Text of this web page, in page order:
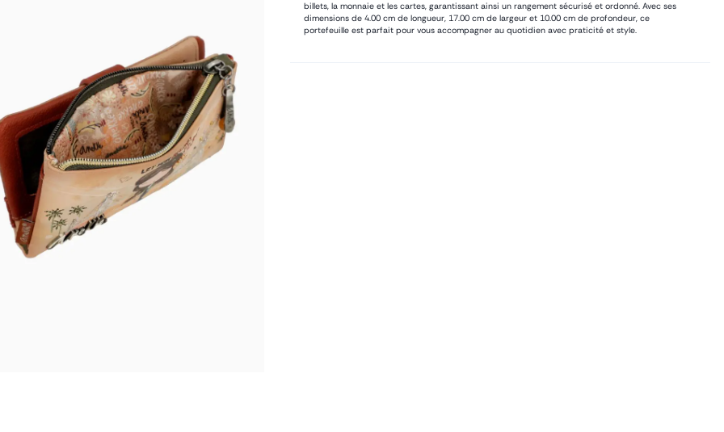
billets, la monnaie et les cartes, garantissant ainsi un rangement sécurisé et ordonné. Avec ses
dimensions de 4.00 cm de longueur, 17.00 cm de largeur et 10.00 cm de profondeur, ce
portefeuille est parfait pour vous accompagner au quotidien avec praticité et style.